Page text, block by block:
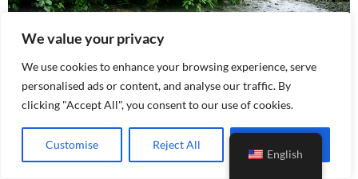
We value your privacy
We use cookies to enhance your browsing experience, serve
personalised ads or content, and analyse our traffic. By
clicking "Accept All", you consent to our use of cookies.
Customise Reject All
La lluvia volvió y nos refrescó. Al llegar al primer mirador de
English